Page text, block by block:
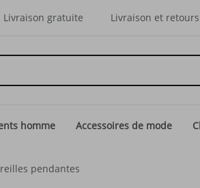
Livraison gratuite Livraison et retours
homme Accessoires de mode
pendantes